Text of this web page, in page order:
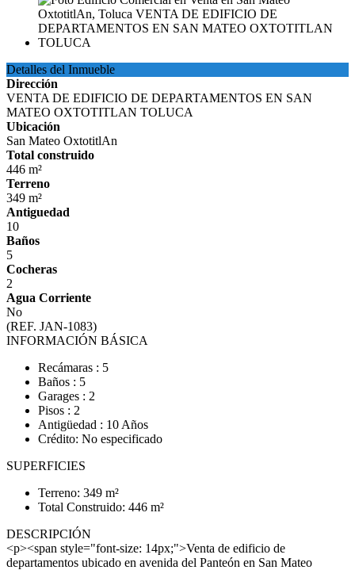
Detalles del Inmueble
Dirección
VENTA DE EDIFICIO DE DEPARTAMENTOS EN SAN
MATEO OXTOTITLAN TOLUCA
Ubicación
San Mateo OxtotitlAn
Total construido
446 m²
Terreno
349 m²
Antiguedad
10
Baños
5
Cocheras
2
Agua Corriente
No
(REF. JAN-1083)
INFORMACIÓN BÁSICA
Recámaras : 5
Baños : 5
Garages : 2
Pisos : 2
Antigüedad : 10 Años
Crédito: No especificado
SUPERFICIES
Terreno: 349 m²
Total Construido: 446 m²
DESCRIPCIÓN
<p><span style="font-size: 14px;">Venta de edificio de
departamentos ubicado en avenida del Panteón en San Mateo